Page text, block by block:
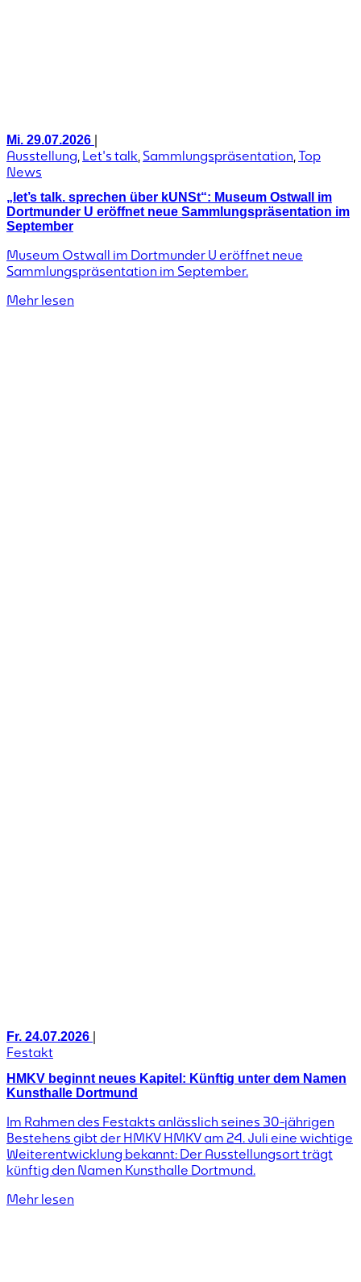
Mi. 29.07.2026 |
Ausstellung, Let's talk, Sammlungspräsentation, Top
News
„let’s talk. sprechen über kUNSt“: Museum Ostwall im
Dortmunder U eröffnet neue Sammlungspräsentation im
September
Museum Ostwall im Dortmunder U eröffnet neue
Sammlungspräsentation im September.
Mehr lesen
Fr. 24.07.2026 |
Festakt
HMKV beginnt neues Kapitel: Künftig unter dem Namen
Kunsthalle Dortmund
Im Rahmen des Festakts anlässlich seines 30-jährigen
Bestehens gibt der HMKV HMKV am 24. Juli eine wichtige
Weiterentwicklung bekannt: Der Ausstellungsort trägt
künftig den Namen Kunsthalle Dortmund.
Mehr lesen